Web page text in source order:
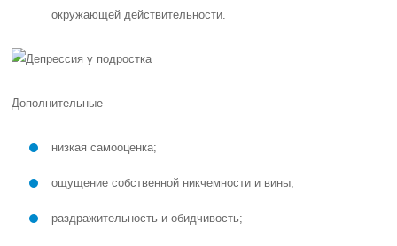
окружающей действительности.
Дополнительные
низкая самооценка;
ощущение собственной никчемности и вины;
раздражительность и обидчивость;